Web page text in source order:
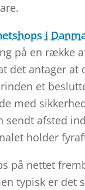
i
på en række
det antager at
et
med
sendt afsted
holder
på nettet
typisk er det